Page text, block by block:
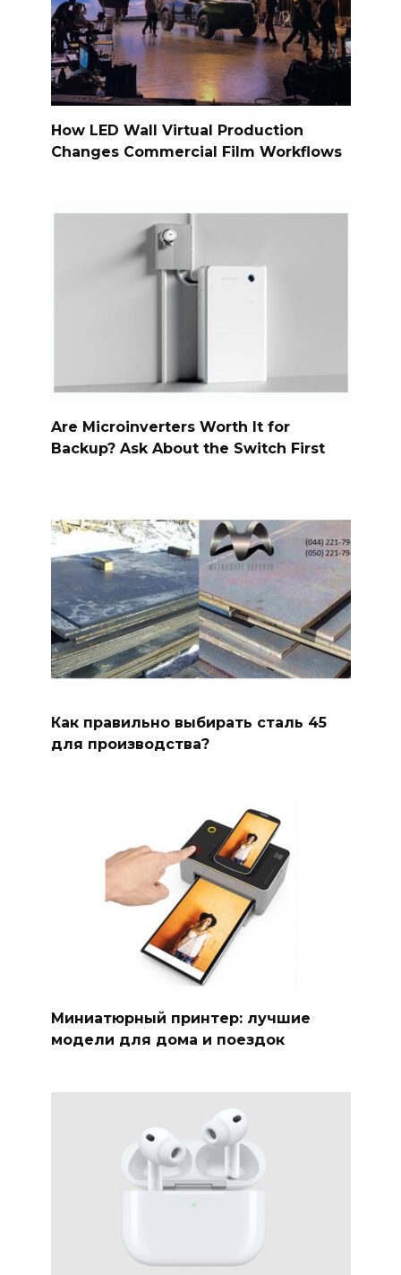
How LED Wall Virtual Production
Changes Commercial Film Workflows
Are Microinverters Worth It for
Backup? Ask About the Switch First
Как правильно выбирать сталь 45
для производства?
Миниатюрный принтер: лучшие
модели для дома и поездок